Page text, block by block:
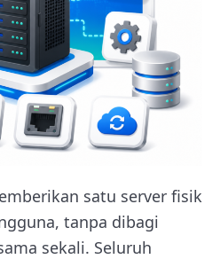
satu server fisik
tanpa dibagi
sekali. Seluruh